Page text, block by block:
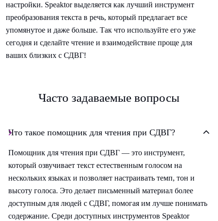
настройки. Speaktor выделяется как лучший инструмент
преобразования текста в речь, который предлагает все
упомянутое и даже больше. Так что используйте его уже
сегодня и сделайте чтение и взаимодействие проще для
ваших близких с СДВГ!
Часто задаваемые вопросы
Что такое помощник для чтения при СДВГ?
Помощник для чтения при СДВГ — это инструмент,
который озвучивает текст естественным голосом на
нескольких языках и позволяет настраивать темп, тон и
высоту голоса. Это делает письменный материал более
доступным для людей с СДВГ, помогая им лучше понимать
содержание. Среди доступных инструментов Speaktor